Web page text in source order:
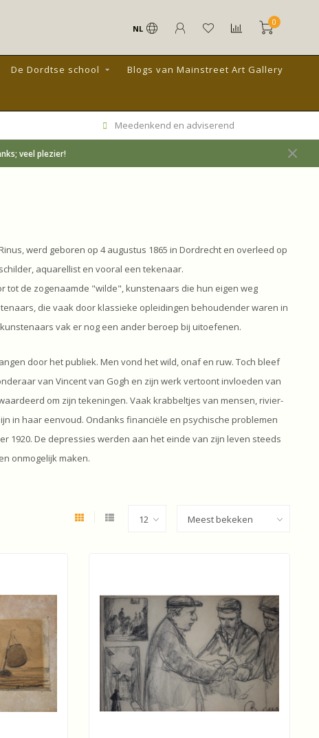
NL
0
De Dordtse school Blogs van Mainstreet Art Gallery
Meedenkend en adviserend
veel plezier!
werd geboren op 4 augustus 1865 in Dordrecht en overleed op
aquarellist en vooral een tekenaar.
tot de zogenaamde "wilde", kunstenaars die hun eigen weg
die vaak door klassieke opleidingen behoudender waren in
vak er nog een ander beroep bij uitoefenen.
door het publiek. Men vond het wild, onaf en ruw. Toch bleef
van Vincent van Gogh en zijn werk vertoont invloeden van
om zijn tekeningen. Vaak krabbeltjes van mensen, rivier-
in haar eenvoud. Ondanks financiële en psychische problemen
1920. De depressies werden aan het einde van zijn leven steeds
onmogelijk maken.